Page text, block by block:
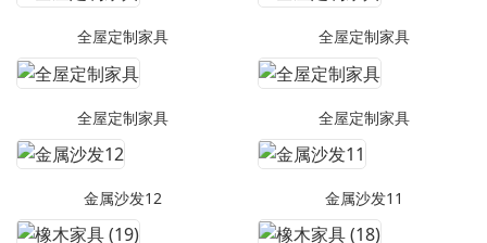
全屋定制家具 全屋定制家具
全屋定制家具 全屋定制家具
金属沙发12 金属沙发11